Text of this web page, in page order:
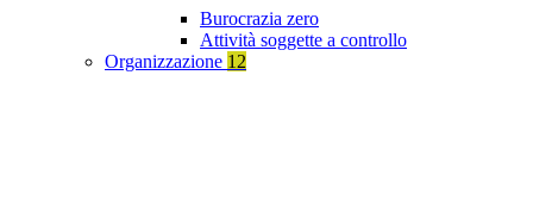
Burocrazia zero
Attività soggette a controllo
Organizzazione 12